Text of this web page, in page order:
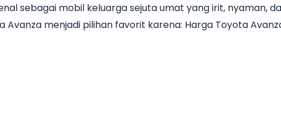
sebagai mobil keluarga sejuta umat yang irit, nyaman,
menjadi pilihan favorit karena: Harga Toyota